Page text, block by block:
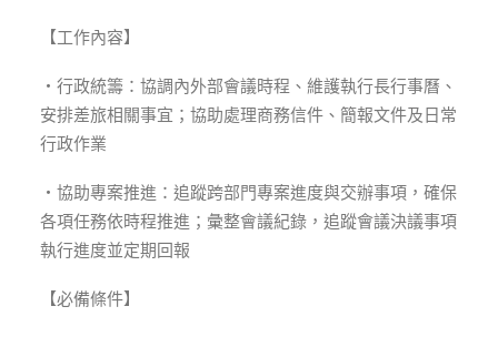
【工作內容】
・行政統籌：協調內外部會議時程、維護執行長行事曆、
安排差旅相關事宜；協助處理商務信件、簡報文件及日常
行政作業
・協助專案推進：追蹤跨部門專案進度與交辦事項，確保
各項任務依時程推進；彙整會議紀錄，追蹤會議決議事項
執行進度並定期回報
【必備條件】